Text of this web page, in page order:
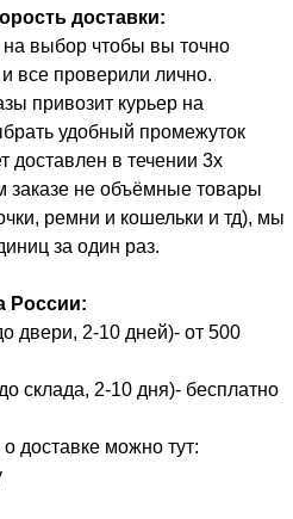
доставки:
выбор чтобы вы точно
все проверили лично.
привозит курьер на
удобный промежуток
доставлен в течении 3х
заказе не объёмные товары
ремни и кошельки и тд), мы
за один раз.
России:
двери, 2-10 дней)- от 500
склада, 2-10 дня)- бесплатно
доставке можно тут: